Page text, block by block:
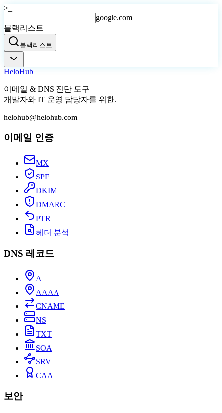
>_
google.com
블랙리스트
블랙리스트
HeloHub
이메일 & DNS 진단 도구 —
개발자와 IT 운영 담당자를 위한.
helohub@helohub.com
이메일 인증
MX
SPF
DKIM
DMARC
PTR
헤더 분석
DNS 레코드
A
AAAA
CNAME
NS
TXT
SOA
SRV
CAA
보안